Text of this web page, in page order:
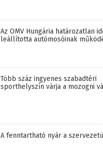
Az OMV Hungária határozatlan
leállította autómosóinak
Több száz ingyenes szabadtéri
sporthelyszín várja a mozogni
A fenntartható nyár a